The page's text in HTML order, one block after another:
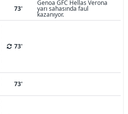
73'
Genoa GFC Hellas Verona
yarı sahasında faul
kazanıyor.
73'
73'